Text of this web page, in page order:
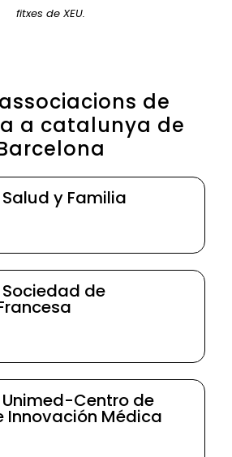
fitxes de XEU.
de
a catalunya de
y Familia
de
Centro de
Innovación Médica